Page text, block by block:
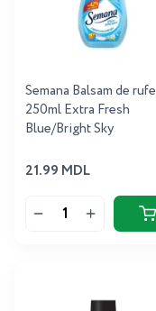
Semana Balsam de rufe
250ml Extra Fresh
Blue/Bright Sky
21.99 MDL